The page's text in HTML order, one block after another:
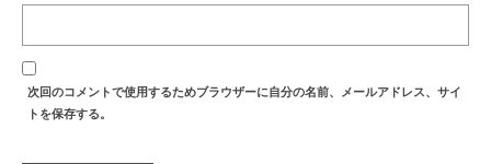
次回のコメントで使用するためブラウザーに自分の名前、メールアドレス、サイ
トを保存する。